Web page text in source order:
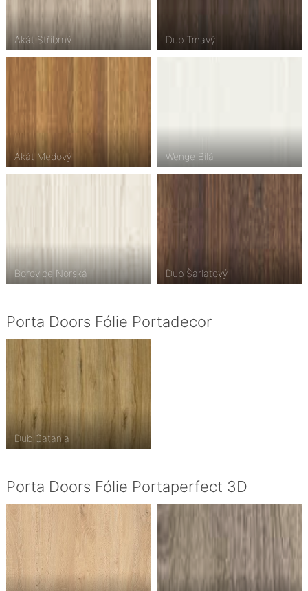
Akát Stříbrný Dub Tmavý
Akát Medový Wenge Bílá
Borovice Norská Dub Šarlatový
Porta Doors Fólie Portadecor
Dub Catania
Porta Doors Fólie Portaperfect 3D